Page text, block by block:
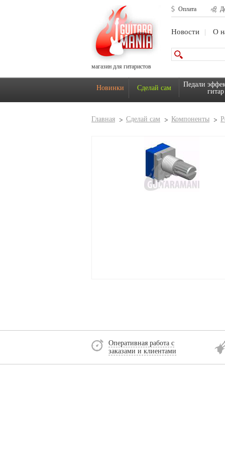
магазин для гитаристов
Оплата
Новости О
Новинки Сделай сам
Педали
гитар
Главная Сделай сам Компоненты
Оперативная работа с
заказами и клиентами